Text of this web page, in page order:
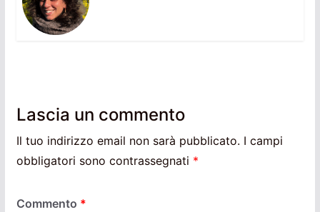
Lascia un commento
Il tuo indirizzo email non sarà pubblicato. I campi
obbligatori sono contrassegnati *
Commento *